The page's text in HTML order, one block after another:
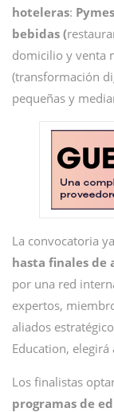
hoteleras:
bebidas (
domicilio y venta
(transformación
pequeñas y
La convocatoria
hasta finales de
por una red
expertos,
aliados
Education, elegirá
Los finalistas
programas de